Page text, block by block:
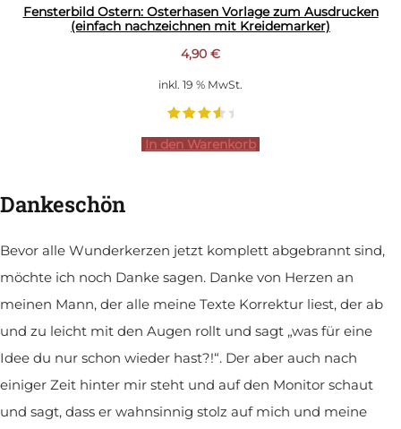
Fensterbild Ostern: Osterhasen Vorlage zum Ausdrucken
(einfach nachzeichnen mit Kreidemarker)
4,90 €
inkl. 19 % MwSt.
In den Warenkorb
Dankeschön
Bevor alle Wunderkerzen jetzt komplett abgebrannt sind,
möchte ich noch Danke sagen. Danke von Herzen an
meinen Mann, der alle meine Texte Korrektur liest, der ab
und zu leicht mit den Augen rollt und sagt „was für eine
Idee du nur schon wieder hast?!“. Der aber auch nach
einiger Zeit hinter mir steht und auf den Monitor schaut
und sagt, dass er wahnsinnig stolz auf mich und meine